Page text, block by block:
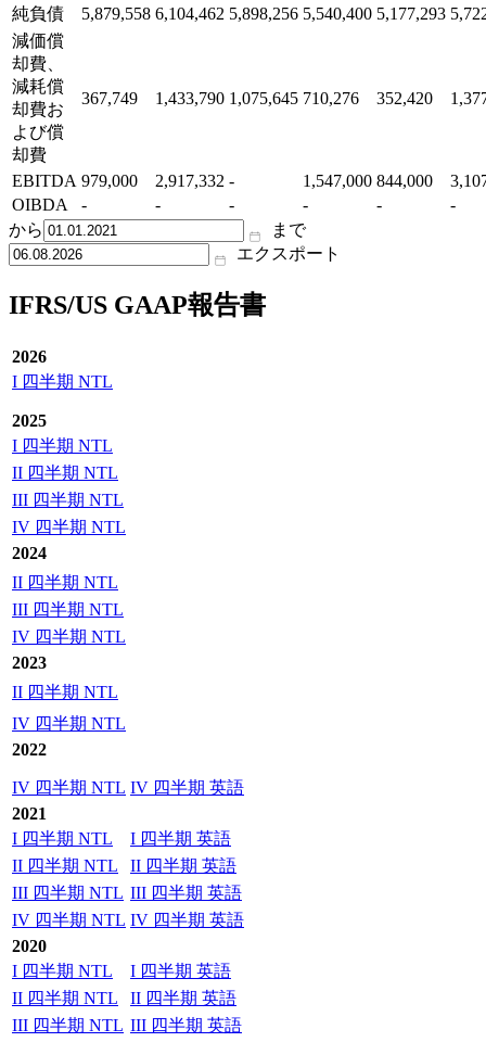
純負債 5,879,558 6,104,462 5,898,256 5,540,400 5,177,293
減価償
却費、
減耗償
却費お
よび償
却費
367,749 1,433,790 1,075,645 710,276 352,420
EBITDA 979,000 2,917,332 - 1,547,000 844,000
OIBDA
- - - - -
-
から
まで
エクスポート
IFRS/US GAAP報告書
2026
I 四半期 NTL
2025
I 四半期 NTL
II 四半期 NTL
III 四半期 NTL
IV 四半期 NTL
2024
II 四半期 NTL
III 四半期 NTL
IV 四半期 NTL
2023
II 四半期 NTL
IV 四半期 NTL
2022
IV 四半期 NTL IV 四半期 英語
2021
I 四半期 NTL
I 四半期 英語
II 四半期 NTL
II 四半期 英語
III 四半期 NTL III 四半期 英語
IV 四半期 NTL IV 四半期 英語
2020
I 四半期 NTL
I 四半期 英語
II 四半期 NTL
II 四半期 英語
III 四半期 NTL III 四半期 英語